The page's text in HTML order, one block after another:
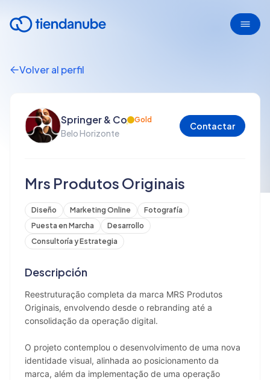
Volver al perfil
Springer & Co Gold
Belo Horizonte
Contactar
Mrs Produtos Originais
Diseño Marketing Online
Fotografía
Puesta en Marcha
Desarrollo
Consultoría y Estrategia
Descripción
Reestruturação completa da marca MRS Produtos
Originais, envolvendo desde o rebranding até a
consolidação da operação digital.
O projeto contemplou o desenvolvimento de uma nova
identidade visual, alinhada ao posicionamento da
marca, além da implementação de uma operação